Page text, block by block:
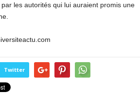
les autorités qui lui auraient promis une
Twitter